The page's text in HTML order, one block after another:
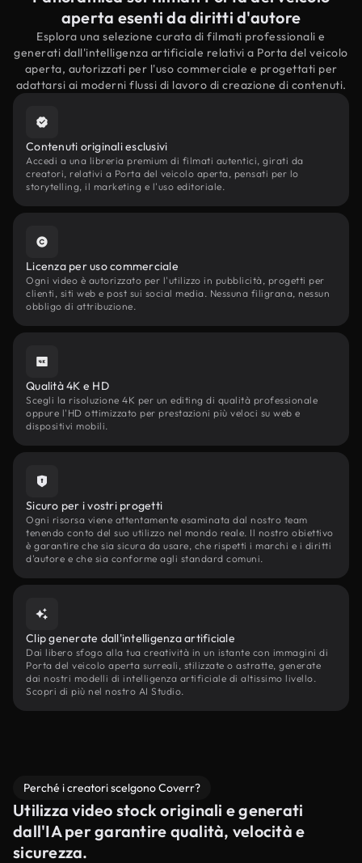
aperta esenti da diritti d'autore
Esplora una selezione curata di filmati professionali e
generati dall'intelligenza artificiale relativi a Porta del veicolo
aperta, autorizzati per l'uso commerciale e progettati per
adattarsi ai moderni flussi di lavoro di creazione di contenuti.
Contenuti originali esclusivi
Accedi a una libreria premium di filmati autentici, girati da
creatori, relativi a Porta del veicolo aperta, pensati per lo
storytelling, il marketing e l'uso editoriale.
Licenza per uso commerciale
Ogni video è autorizzato per l'utilizzo in pubblicità, progetti per
clienti, siti web e post sui social media. Nessuna filigrana, nessun
obbligo di attribuzione.
Qualità 4K e HD
Scegli la risoluzione 4K per un editing di qualità professionale
oppure l'HD ottimizzato per prestazioni più veloci su web e
dispositivi mobili.
Sicuro per i vostri progetti
Ogni risorsa viene attentamente esaminata dal nostro team
tenendo conto del suo utilizzo nel mondo reale. Il nostro obiettivo
è garantire che sia sicura da usare, che rispetti i marchi e i diritti
d'autore e che sia conforme agli standard comuni.
Clip generate dall'intelligenza artificiale
Dai libero sfogo alla tua creatività in un istante con immagini di
Porta del veicolo aperta surreali, stilizzate o astratte, generate
dai nostri modelli di intelligenza artificiale di altissimo livello.
Scopri di più nel nostro AI Studio.
Perché i creatori scelgono Coverr?
Utilizza video stock originali e generati
dall'IA per garantire qualità, velocità e
sicurezza.